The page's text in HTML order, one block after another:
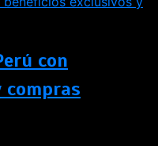
con
compras